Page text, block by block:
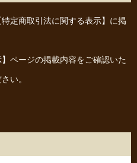
特定商取引法に関する表示】 に掲
ページの掲載内容をご確認いた
い。